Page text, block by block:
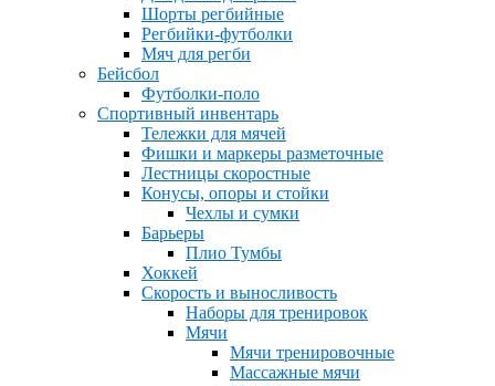
Шорты регбийные
Регбийки-футболки
Мяч для регби
Бейсбол
Футболки-поло
Спортивный инвентарь
Тележки для мячей
Фишки и маркеры разметочные
Лестницы скоростные
Конусы, опоры и стойки
Чехлы и сумки
Барьеры
Плио Тумбы
Хоккей
Скорость и выносливость
Наборы для тренировок
Мячи
Мячи тренировочные
Массажные мячи